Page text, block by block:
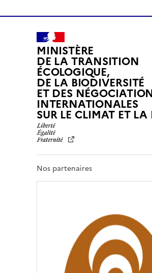
MINISTÈRE
DE LA TRANSITION
ÉCOLOGIQUE,
DE LA BIODIVERSITÉ
ET DES
INTERNATIONALES
SUR LE CLIMAT ET LA
Nos partenaires